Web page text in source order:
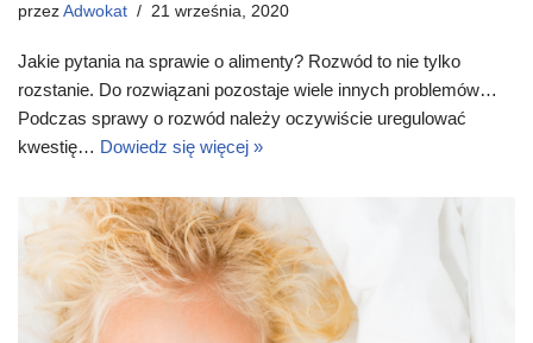
przez Adwokat 21 września, 2020
Jakie pytania na sprawie o alimenty? Rozwód to nie tylko
rozstanie. Do rozwiązani pozostaje wiele innych problemów…
Podczas sprawy o rozwód należy oczywiście uregulować
kwestię… Dowiedz się więcej »